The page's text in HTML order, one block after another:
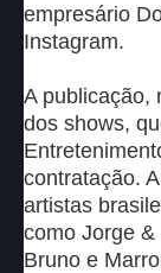
empresário
Instagram.
A publicação,
dos shows,
contratação.
artistas
como Jorge &
Bruno e